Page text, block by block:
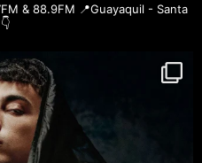
& 88.9FM 📍Guayaquil - Santa